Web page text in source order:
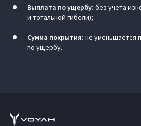
Выплата по ущербу: без учета
и тотальной гибели);
Сумма покрытия: не уменьшается
по ущербу.